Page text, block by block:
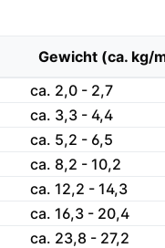
Gewicht (ca. kg/
ca. 2,0 - 2,7
ca. 3,3 - 4,4
ca. 5,2 - 6,5
ca. 8,2 - 10,2
ca. 12,2 - 14,3
ca. 16,3 - 20,4
ca. 23,8 - 27,2